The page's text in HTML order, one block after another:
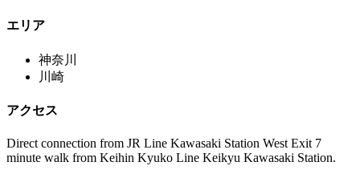
エリア
神奈川
川崎
アクセス
Direct connection from JR Line Kawasaki Station West Exit 7
minute walk from Keihin Kyuko Line Keikyu Kawasaki Station.